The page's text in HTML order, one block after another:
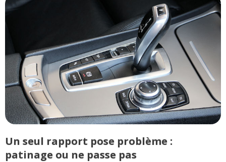
Un seul rapport pose problème :
patinage ou ne passe pas